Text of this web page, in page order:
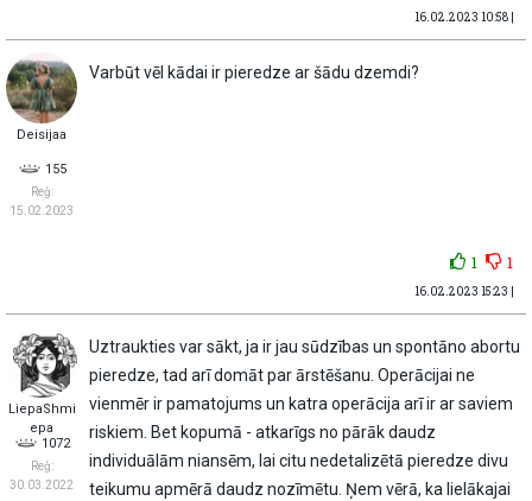
16.02.2023 10:58 |
Deisijaa
155
Reģ:
15.02.2023
Varbūt vēl kādai ir pieredze ar šādu dzemdi?
1 1
16.02.2023 15:23 |
LiepaShmi
epa
1072
Reģ:
30.03.2022
Uztraukties var sākt, ja ir jau sūdzības un spontāno abortu
pieredze, tad arī domāt par ārstēšanu. Operācijai ne
vienmēr ir pamatojums un katra operācija arī ir ar saviem
riskiem. Bet kopumā - atkarīgs no pārāk daudz
individuālām niansēm, lai citu nedetalizētā pieredze divu
teikumu apmērā daudz nozīmētu. Ņem vērā, ka lielākajai